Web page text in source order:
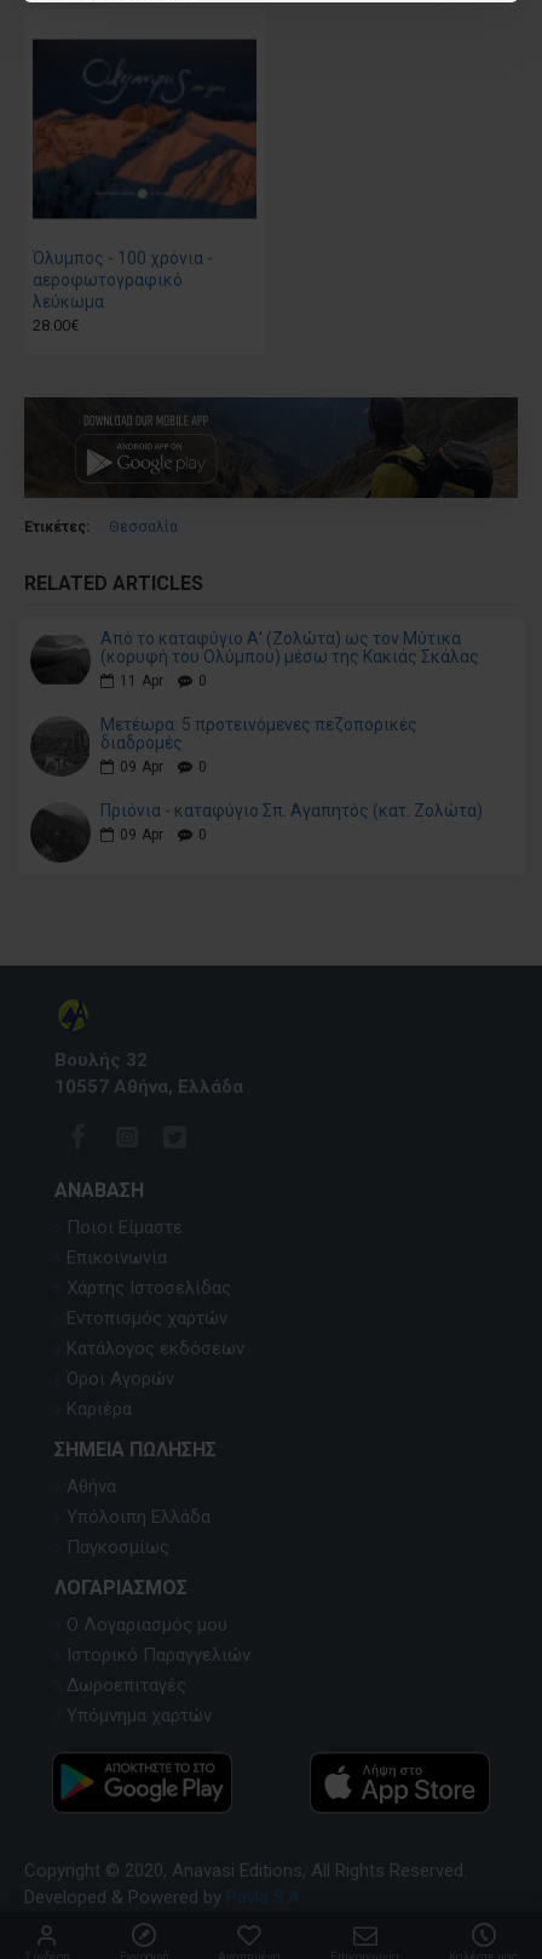
Όλυμπος - 100 χρόνια -
αεροφωτογραφικό
λεύκωμα
28.00€
Ετικέτες: Θεσσαλία
RELATED ARTICLES
Από το καταφύγιο Α' (Ζολώτα) ως τον Μύτικα
(κορυφή του Ολύμπου) μέσω της Κακιάς Σκάλας
11 Apr 0
Μετέωρα: 5 προτεινόμενες πεζοπορικές
διαδρομές
09 Apr 0
Πριόνια - καταφύγιο Σπ. Αγαπητός (κατ. Ζολώτα)
09 Apr 0
Βουλής 32
10557 Αθήνα, Ελλάδα
ΑΝΆΒΑΣΗ
Ποιοι Είμαστε
Επικοινωνία
Χάρτης Ιστοσελίδας
Εντοπισμός χαρτών
Κατάλογος εκδόσεων
Όροι Αγορών
Καριέρα
ΣΗΜΕΊΑ ΠΏΛΗΣΗΣ
Αθήνα
Υπόλοιπη Ελλάδα
Παγκοσμίως
ΛΟΓΑΡΙΑΣΜΌΣ
Ο Λογαριασμός μου
Ιστορικό Παραγγελιών
Δωροεπιταγές
Υπόμνημα χαρτών
Copyright © 2020, Anavasi Editions, All Rights Reserved.
Developed & Powered by